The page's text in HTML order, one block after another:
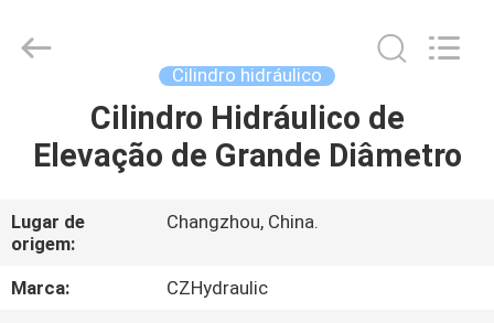
CASA
PRODUTOS
VÍDEOS
EQUIPMENT
CO.,LTD.
Cilindro hidráulico
Cilindro Hidráulico de
Elevação de Grande Diâmetro
Lugar de
origem:
Changzhou, China.
Marca:
CZHydraulic